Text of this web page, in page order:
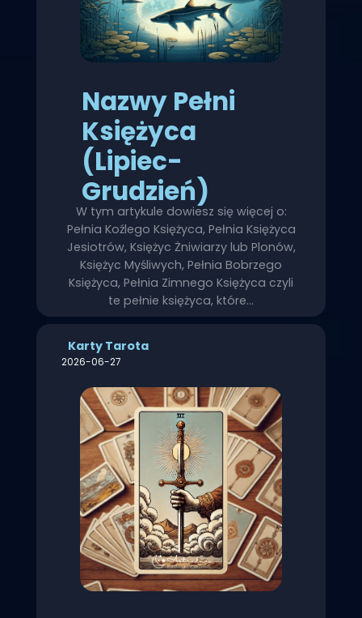
Nazwy Pełni
Księżyca
(Lipiec-
Grudzień)
W tym artykule dowiesz się więcej o:
Pełnia Koźlego Księżyca, Pełnia Księżyca
Jesiotrów, Księżyc Żniwiarzy lub Plonów,
Księżyc Myśliwych, Pełnia Bobrzego
Księżyca, Pełnia Zimnego Księżyca czyli
te pełnie księżyca, które…
Karty Tarota
2026-06-27